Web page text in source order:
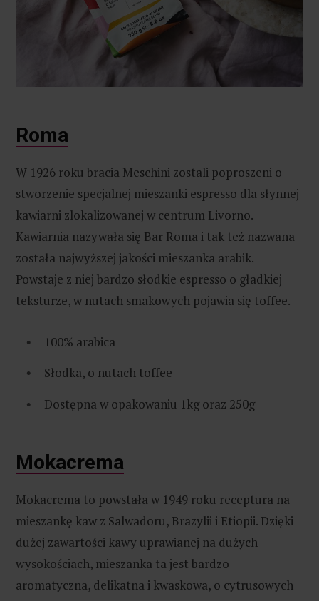
Roma
W 1926 roku bracia Meschini zostali poproszeni o
stworzenie specjalnej mieszanki espresso dla słynnej
kawiarni zlokalizowanej w centrum Livorno.
Kawiarnia nazywała się Bar Roma i tak też nazwana
została najwyższej jakości mieszanka arabik.
Powstaje z niej bardzo słodkie espresso o gładkiej
teksturze, w nutach smakowych pojawia się toffee.
100% arabica
Słodka, o nutach toffee
Dostępna w opakowaniu 1kg oraz 250g
Mokacrema
Mokacrema to powstała w 1949 roku receptura na
mieszankę kaw z Salwadoru, Brazylii i Etiopii. Dzięki
dużej zawartości kawy uprawianej na dużych
wysokościach, mieszanka ta jest bardzo
aromatyczna, delikatna i kwaskowa, o cytrusowych